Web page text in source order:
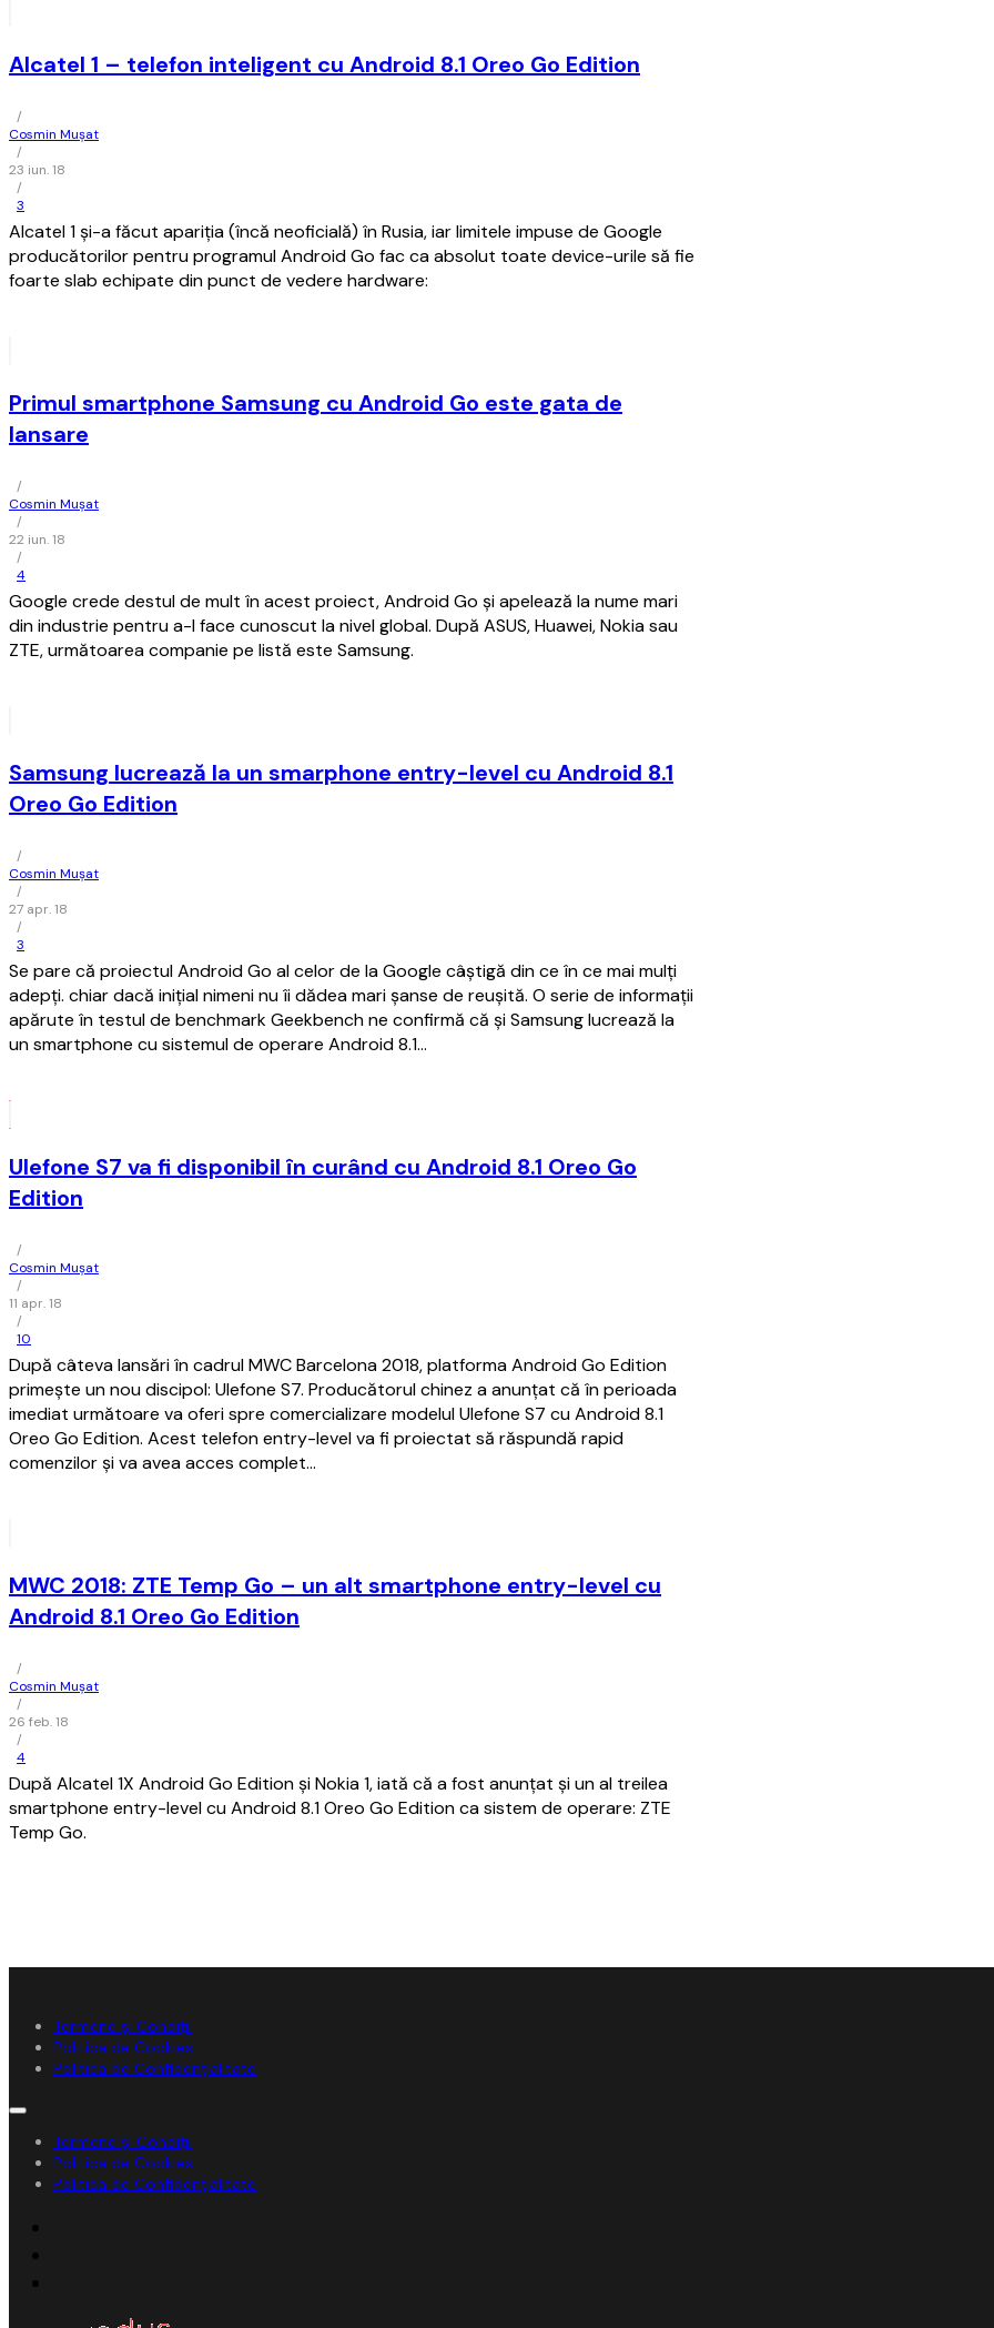
Alcatel 1 – telefon inteligent cu Android 8.1 Oreo Go Edition
/
Cosmin Mușat
/
23 iun. 18
/
3
Alcatel 1 şi-a făcut apariţia (încă neoficială) în Rusia, iar limitele impuse de Google
producătorilor pentru programul Android Go fac ca absolut toate device-urile să fie
foarte slab echipate din punct de vedere hardware:
Primul smartphone Samsung cu Android Go este gata de
lansare
/
Cosmin Mușat
/
22 iun. 18
/
4
Google crede destul de mult în acest proiect, Android Go şi apelează la nume mari
din industrie pentru a-l face cunoscut la nivel global. După ASUS, Huawei, Nokia sau
ZTE, următoarea companie pe listă este Samsung.
Samsung lucrează la un smarphone entry-level cu Android 8.1
Oreo Go Edition
/
Cosmin Mușat
/
27 apr. 18
/
3
Se pare că proiectul Android Go al celor de la Google câştigă din ce în ce mai mulţi
adepţi. chiar dacă iniţial nimeni nu îi dădea mari şanse de reuşită. O serie de informaţii
apărute în testul de benchmark Geekbench ne confirmă că şi Samsung lucrează la
un smartphone cu sistemul de operare Android 8.1…
Ulefone S7 va fi disponibil în curând cu Android 8.1 Oreo Go
Edition
/
Cosmin Mușat
/
11 apr. 18
/
10
După câteva lansări în cadrul MWC Barcelona 2018, platforma Android Go Edition
primeşte un nou discipol: Ulefone S7. Producătorul chinez a anunţat că în perioada
imediat următoare va oferi spre comercializare modelul Ulefone S7 cu Android 8.1
Oreo Go Edition. Acest telefon entry-level va fi proiectat să răspundă rapid
comenzilor şi va avea acces complet…
MWC 2018: ZTE Temp Go – un alt smartphone entry-level cu
Android 8.1 Oreo Go Edition
/
Cosmin Mușat
/
26 feb. 18
/
4
După Alcatel 1X Android Go Edition şi Nokia 1, iată că a fost anunţat şi un al treilea
smartphone entry-level cu Android 8.1 Oreo Go Edition ca sistem de operare: ZTE
Temp Go.
Termene și Condiții
Politica de Cookies
Politica de Confidențialitate
Termene și Condiții
Politica de Cookies
Politica de Confidențialitate